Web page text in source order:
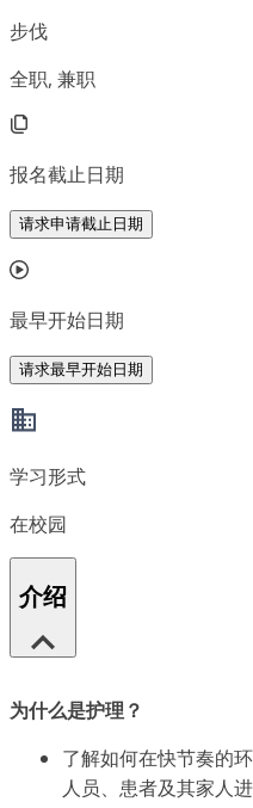
步伐
全职, 兼职
报名截止日期
请求申请截止日期
最早开始日期
请求最早开始日期
学习形式
在校园
介绍
为什么是护理？
了解如何在快节奏的
人员、患者及其家人